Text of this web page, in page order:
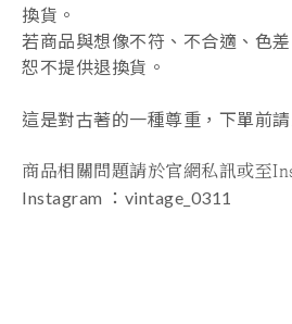
換貨。
若商品與想像不符、不合適、色
恕不提供退換貨。
這是對古著的一種尊重，下單前請
商品相關問題請於官網私訊或至
Instagram ：vintage_0311